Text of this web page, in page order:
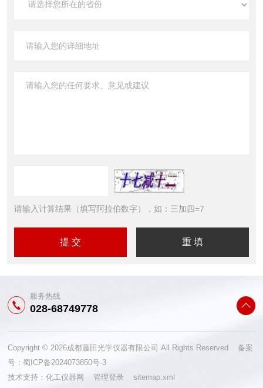
请输入计算结果（填写阿拉伯数字），如：三加四=7
服务热线
028-68749778
Copyright © 2026成都藤田光学仪器有限公司 All Rights Reserved 备案
号：蜀ICP备2024073850号-3
技术支持：化工仪器网管理登录 sitemap.xml